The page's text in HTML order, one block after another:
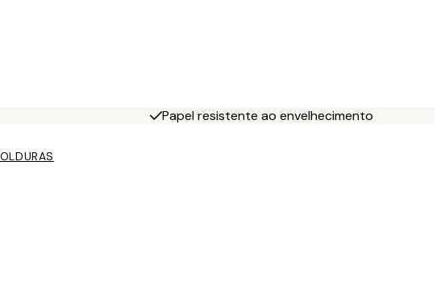
Papel resistente ao envelhecimento